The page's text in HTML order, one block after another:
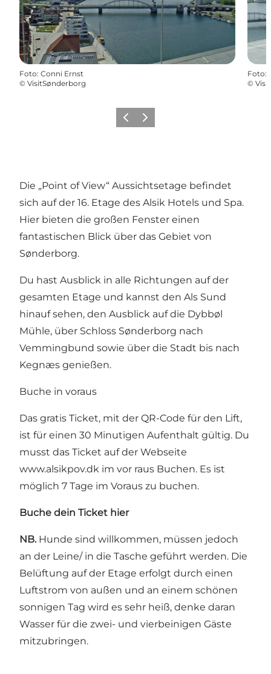
Foto: Conni Ernst
© VisitSønderborg
Foto:
©
ZurückWeiter
Die „Point of View“ Aussichtsetage befindet
sich auf der 16. Etage des Alsik Hotels und Spa.
Hier bieten die großen Fenster einen
fantastischen Blick über das Gebiet von
Sønderborg.
Du hast Ausblick in alle Richtungen auf der
gesamten Etage und kannst den Als Sund
hinauf sehen, den Ausblick auf die Dybbøl
Mühle, über Schloss Sønderborg nach
Vemmingbund sowie über die Stadt bis nach
Kegnæs genießen.
Buche in voraus
Das gratis Ticket, mit der QR-Code für den Lift,
ist für einen 30 Minutigen Aufenthalt gültig. Du
musst das Ticket auf der Webseite
www.alsikpov.dk im vor raus Buchen. Es ist
möglich 7 Tage im Voraus zu buchen.
Buche dein Ticket hier
NB. Hunde sind willkommen, müssen jedoch
an der Leine/ in die Tasche geführt werden. Die
Belüftung auf der Etage erfolgt durch einen
Luftstrom von außen und an einem schönen
sonnigen Tag wird es sehr heiß, denke daran
Wasser für die zwei- und vierbeinigen Gäste
mitzubringen.